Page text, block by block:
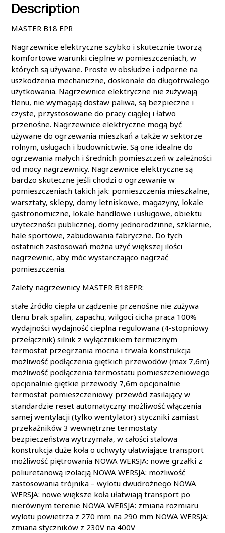
Description
MASTER B18 EPR
Nagrzewnice elektryczne szybko i skutecznie tworzą
komfortowe warunki cieplne w pomieszczeniach, w
których są używane. Proste w obsłudze i odporne na
uszkodzenia mechaniczne, doskonałe do długotrwałego
użytkowania. Nagrzewnice elektryczne nie zużywają
tlenu, nie wymagają dostaw paliwa, są bezpieczne i
czyste, przystosowane do pracy ciągłej i łatwo
przenośne. Nagrzewnice elektryczne mogą być
używane do ogrzewania mieszkań a także w sektorze
rolnym, usługach i budownictwie. Są one idealne do
ogrzewania małych i średnich pomieszczeń w zależności
od mocy nagrzewnicy. Nagrzewnice elektryczne są
bardzo skuteczne jeśli chodzi o ogrzewanie w
pomieszczeniach takich jak: pomieszczenia mieszkalne,
warsztaty, sklepy, domy letniskowe, magazyny, lokale
gastronomiczne, lokale handlowe i usługowe, obiektu
użyteczności publicznej, domy jednorodzinne, szklarnie,
hale sportowe, zabudowania fabryczne. Do tych
ostatnich zastosowań można użyć większej ilości
nagrzewnic, aby móc wystarczająco nagrzać
pomieszczenia.
Zalety nagrzewnicy MASTER B18EPR:
stałe źródło ciepła urządzenie przenośne nie zużywa
tlenu brak spalin, zapachu, wilgoci cicha praca 100%
wydajności wydajność cieplna regulowana (4-stopniowy
przełącznik) silnik z wyłącznikiem termicznym
termostat przegrzania mocna i trwała konstrukcja
możliwość podłączenia giętkich przewodów (max 7,6m)
możliwość podłączenia termostatu pomieszczeniowego
opcjonalnie giętkie przewody 7,6m opcjonalnie
termostat pomieszczeniowy przewód zasilający w
standardzie reset automatyczny możliwość włączenia
samej wentylacji (tylko wentylator) styczniki zamiast
przekaźników 3 wewnętrzne termostaty
bezpieczeństwa wytrzymała, w całości stalowa
konstrukcja duże koła o uchwyty ułatwiające transport
możliwość piętrowania NOWA WERSJA: nowe grzałki z
poliuretanową izolacją NOWA WERSJA: możliwość
zastosowania trójnika – wylotu dwudrożnego NOWA
WERSJA: nowe większe koła ułatwiają transport po
nierównym terenie NOWA WERSJA: zmiana rozmiaru
wylotu powietrza z 270 mm na 290 mm NOWA WERSJA:
zmiana styczników z 230V na 400V